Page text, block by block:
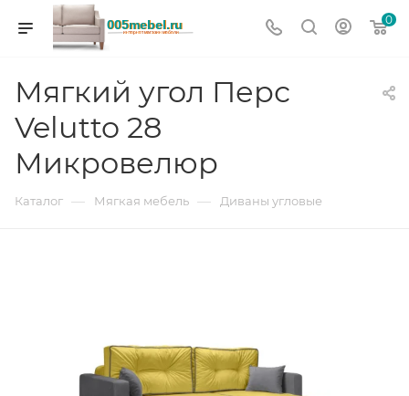
0
Мягкий угол Перс
Velutto 28
Микровелюр
Каталог — Мягкая мебель — Диваны угловые